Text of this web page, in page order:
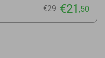
€29 €21 ,50